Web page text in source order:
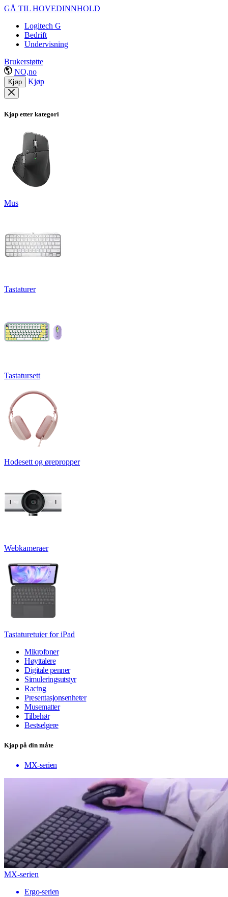
GÅ TIL HOVEDINNHOLD
Logitech G
Bedrift
Undervisning
Brukerstøtte
NO,no
Kjøp Kjøp
Kjøp etter kategori
Mus
Tastaturer
Tastatursett
Hodesett og ørepropper
Webkameraer
Tastaturetuier for iPad
Mikrofoner
Høyttalere
Digitale penner
Simuleringsutstyr
Racing
Presentasjonsenheter
Musematter
Tilbehør
Bestselgere
Kjøp på din måte
MX-serien
MX-serien
Ergo-serien